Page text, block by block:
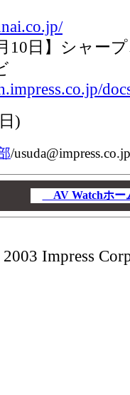
10日】シャー
)
/usuda@impress.co.jp
AV Watchホ
Impress